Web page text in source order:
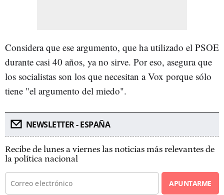
Considera que ese argumento, que ha utilizado el PSOE
durante casi 40 años, ya no sirve. Por eso, asegura que
los socialistas son los que necesitan a Vox porque sólo
tiene "el argumento del miedo".
NEWSLETTER - ESPAÑA
Recibe de lunes a viernes las noticias más relevantes de
la política nacional
APUNTARME